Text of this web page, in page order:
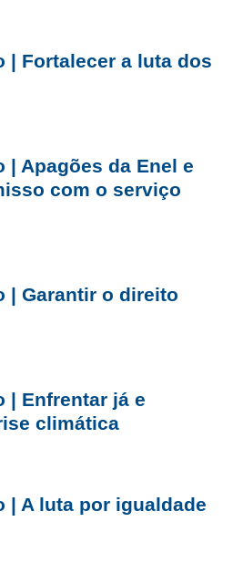
DA PROFISSÃO
ÉTICA
| Fortalecer a luta dos
| Apagões da Enel e
com o serviço
| Garantir o direito
| Enfrentar já e
climática
| A luta por igualdade